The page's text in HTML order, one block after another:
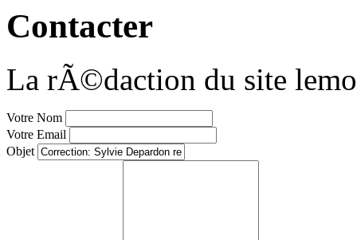
Contacter
La rÃ©daction du site
Votre Nom
Votre Email
Objet